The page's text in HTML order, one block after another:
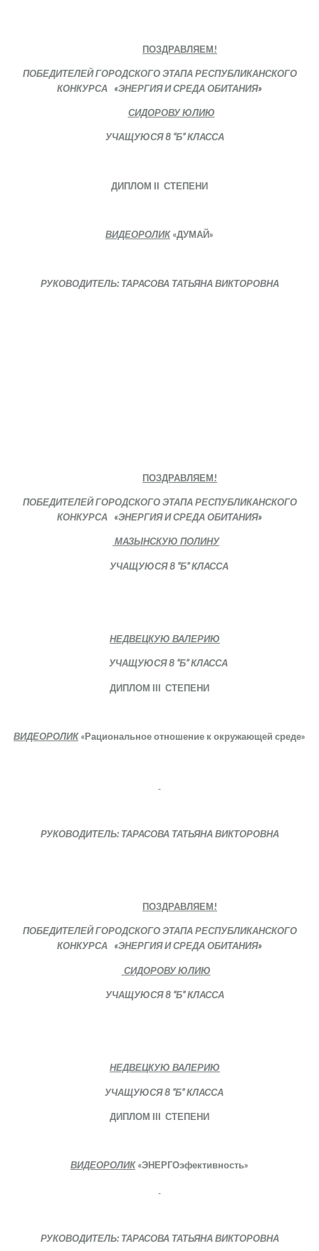
ПОЗДРАВЛЯЕМ!
ПОБЕДИТЕЛЕЙ ГОРОДСКОГО ЭТАПА РЕСПУБЛИКАНСКОГО
КОНКУРСА «ЭНЕРГИЯ И СРЕДА ОБИТАНИЯ»
СИДОРОВУ ЮЛИЮ
УЧАЩУЮСЯ 8 “Б” КЛАССА
ДИПЛОМ ІІ СТЕПЕНИ
ВИДЕОРОЛИК«ДУМАЙ»
РУКОВОДИТЕЛЬ: ТАРАСОВА ТАТЬЯНА ВИКТОРОВНА
ПОЗДРАВЛЯЕМ!
ПОБЕДИТЕЛЕЙ ГОРОДСКОГО ЭТАПА РЕСПУБЛИКАНСКОГО
КОНКУРСА «ЭНЕРГИЯ И СРЕДА ОБИТАНИЯ»
МАЗЫНСКУЮ ПОЛИНУ
УЧАЩУЮСЯ 8 “Б” КЛАССА
НЕДВЕЦКУЮ ВАЛЕРИЮ
УЧАЩУЮСЯ 8 “Б” КЛАССА
ДИПЛОМ ІІІ СТЕПЕНИ
ВИДЕОРОЛИК«Рациональное отношение к окружающей среде»
РУКОВОДИТЕЛЬ: ТАРАСОВА ТАТЬЯНА ВИКТОРОВНА
ПОЗДРАВЛЯЕМ!
ПОБЕДИТЕЛЕЙ ГОРОДСКОГО ЭТАПА РЕСПУБЛИКАНСКОГО
КОНКУРСА «ЭНЕРГИЯ И СРЕДА ОБИТАНИЯ»
СИДОРОВУ ЮЛИЮ
УЧАЩУЮСЯ 8 “Б” КЛАССА
НЕДВЕЦКУЮ ВАЛЕРИЮ
УЧАЩУЮСЯ 8 “Б” КЛАССА
ДИПЛОМ ІІІ СТЕПЕНИ
ВИДЕОРОЛИК«ЭНЕРГОэфективность»
РУКОВОДИТЕЛЬ: ТАРАСОВА ТАТЬЯНА ВИКТОРОВНА